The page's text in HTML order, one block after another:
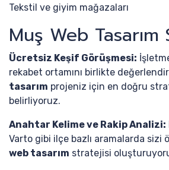
Tekstil ve giyim mağazaları
Muş Web Tasarım
Ücretsiz Keşif Görüşmesi:
rekabet ortamını birlikte
tasarım projeniz için en doğru
belirliyoruz.
Anahtar Kelime ve Rakip Analizi:
Varto gibi ilçe bazlı aramalarda sizi
web tasarım stratejisi